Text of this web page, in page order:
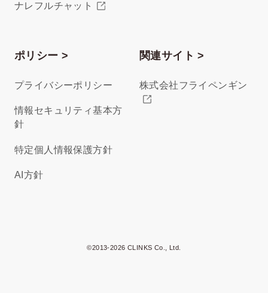
ナレフルチャット
ポリシー >
プライバシーポリシー
情報セキュリティ基本方
針
特定個人情報保護方針
AI方針
関連サイト >
株式会社フライペンギン
©2013-2026 CLINKS Co., Ltd.